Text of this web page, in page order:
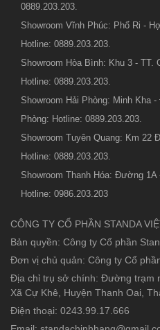
0889.203.203.
Showroom Vĩnh Phúc: Phố Ri -
Hotline: 0889.203.203.
Showroom Hòa Bình: Khu 3 - TT.
Hotline: 0889.203.203.
Showroom Hải Phòng: Minh Kha
Phòng: Hotline: 0889.203.203.
Showroom Tuyên Quang: Km 22
Hotline: 0889.203.203.
Showroom Thanh Hóa: Đường
Hotline: 0986.203.203
CÔNG TY CỔ PHẦN STANDA
Bản quyền: Công ty Cổ phần
Đơn vị chủ quản: Công ty Cổ
Địa chỉ trụ sở chính: Đường trạm
Xã Cự Khê, Huyện Thanh Oai,
Điện thoại: 0243.99.17.666